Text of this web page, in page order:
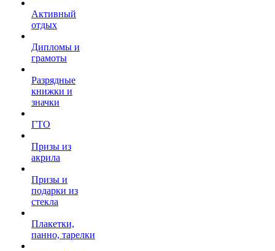
Активный
отдых
Дипломы и
грамоты
Разрядные
книжки и
значки
ГТО
Призы из
акрила
Призы и
подарки из
стекла
Плакетки,
панно, тарелки